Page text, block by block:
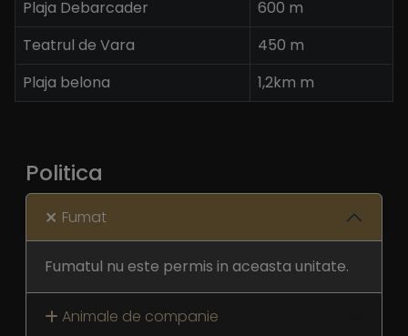
Plaja Debarcader
600 m
Teatrul de Vara
450 m
Plaja belona
1,2km m
Politica
Fumat
Fumatul nu este permis in aceasta unitate.
Animale de companie